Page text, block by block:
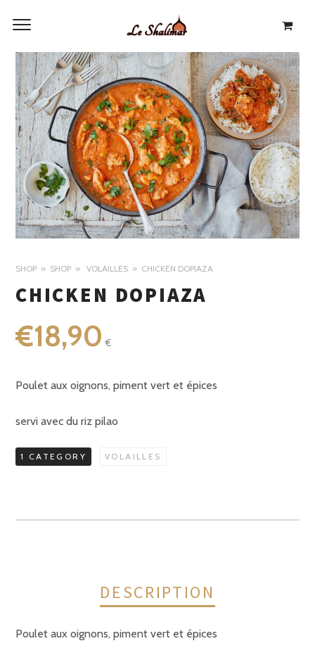
SHOP SHOP VOLAILLES CHICKEN DOPIAZA
CHICKEN DOPIAZA
€18,90 €
Poulet aux oignons, piment vert et épices
servi avec du riz pilao
1 CATEGORY VOLAILLES
DESCRIPTION
Poulet aux oignons, piment vert et épices